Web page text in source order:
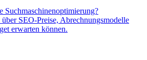
Suchmaschinenoptimierung?
SEO-Preise, Abrechnungsmodelle
erwarten können.